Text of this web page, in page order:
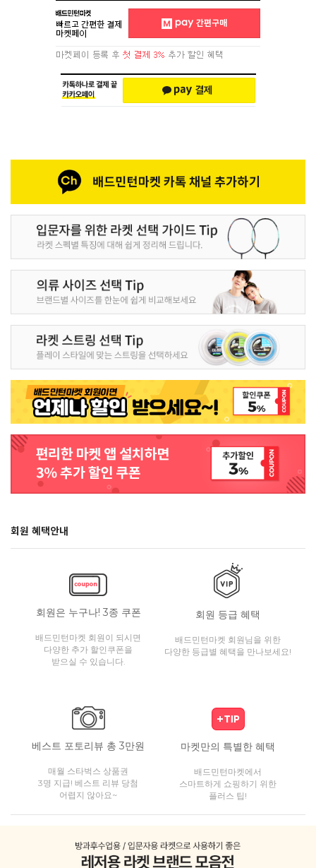
회원 혜택안내
회원은 누구나! 3종 쿠폰
배드민턴마켓 회원이 되시면
다양한 추가 할인쿠폰을
받으실 수 있습니다.
회원 등급 혜택
배드민턴마켓 회원님을 위한
다양한 등급별 혜택을 만나보세요!
베스트 포토리뷰 총 3만원
매월 스타벅스 상품권
3명 지급! 베스트 리뷰 당첨
어렵지 않아요~
마켓만의 특별한 혜택
배드민턴마켓에서
스마트하게 쇼핑하기 위한
플러스 팁!